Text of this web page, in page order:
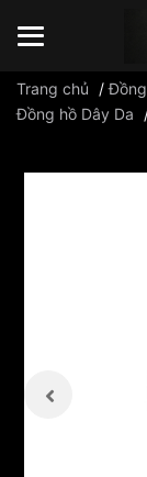
Trang chủ /
Đồng hồ Dây Da